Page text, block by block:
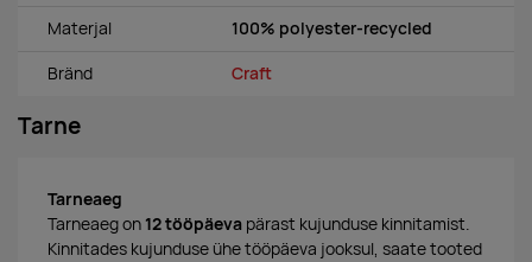
Materjal 100% polyester-recycled
Bränd Craft
Tarne
Tarneaeg
Tarneaeg on 12 tööpäeva pärast kujunduse kinnitamist.
Kinnitades kujunduse ühe tööpäeva jooksul, saate tooted